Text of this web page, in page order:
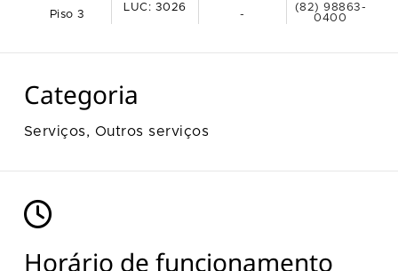
Piso 3
LUC: 3026
-
(82) 98863-
0400
Horário de funcionamento
Categoria
Serviços, Outros serviços